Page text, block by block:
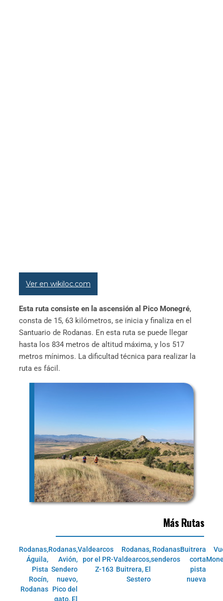
Ver en wikiloc.com
Esta ruta consiste en la ascensión al Pico Monegré,
consta de 15, 63 kilómetros, se inicia y finaliza en el
Santuario de Rodanas. En esta ruta se puede llegar
hasta los 834 metros de altitud máxima, y los 517
metros mínimos. La dificultad técnica para realizar la
ruta es fácil.
Más Rutas
Rodanas,
Águila,
Pista
Rocín,
Rodanas
Rodanas,
Avión,
Sendero
nuevo,
Pico del
gato, El
Valdearcos
por el PR-
Z-163
Rodanas,
Valdearcos,
Buitrera, El
Sestero
Rodanas
senderos
Buitrera
corta
pista
nueva